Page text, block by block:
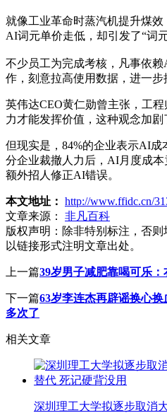
就像工业革命时蒸汽机提升煤
AI词元单价走低，却引发了“词
不少员工为完成考核，凡事依
作，刻意拉高使用数据，进一步
英伟达CEO黄仁勋曾主张，工
力才能发挥价值，这种观念加剧
但现实是，84%的企业表示AI成
分企业裁撤人力后，AI月度成
额外招人修正AI错误。
本文地址： http://www.ffidc.cn/
文章来源：
非凡百科
版权声明： 除非特别标注，否
以链接形式注明文章出处。
上一篇39岁男子减肥靠喝可乐：
下一篇63岁李连杰再辟谣换心
多次了
相关文章
深圳理工大学拟逐步取消